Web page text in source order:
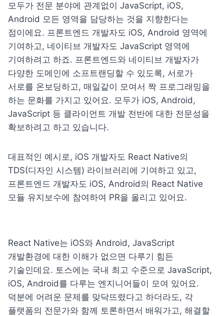
모두가 전문 분야에 관계없이 JavaScript, iOS,
Android 모든 영역을 담당하는 것을 지향한다는
점이에요. 프론트엔드 개발자도 iOS, Android 영역에
기여하고, 네이티브 개발자도 JavaScript 영역에
기여하려고 하죠. 프론트엔드와 네이티브 개발자가
다양한 도메인에 소프트랜딩할 수 있도록, 서로가
서로를 온보딩하고, 매일같이 모여서 짝 프로그래밍을
하는 문화를 가지고 있어요. 모두가 iOS, Android,
JavaScript 등 클라이언트 개발 전반에 대한 전문성을
확보하려고 하고 있습니다.
대표적인 예시로, iOS 개발자도 React Native의
TDS(디자인 시스템) 라이브러리에 기여하고 있고,
프론트엔드 개발자도 iOS, Android의 React Native
모듈 유지보수에 참여하여 PR을 올리고 있어요.
React Native는 iOS와 Android, JavaScript
개발환경에 대한 이해가 없으면 다루기 힘든
기술인데요. 토스에는 국내 최고 수준으로 JavaScript,
iOS, Android를 다루는 엔지니어들이 모여 있어요.
덕분에 어려운 문제를 맞닥뜨렸다고 하더라도, 각
플랫폼의 전문가와 함께 토론하면서 배워가고, 해결할